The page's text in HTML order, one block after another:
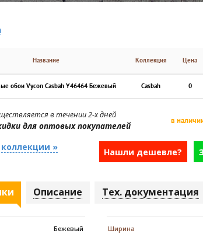
Название Коллекция Цена
обои Vycon Casbah Y46464 Бежевый Casbah 0
в течении 2-х дней
для оптовых покупателей в
» Нашли дешевле?
Описание Тех. документация
Бежевый Ширина